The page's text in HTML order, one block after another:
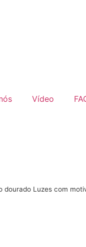
Vídeo
dourado Luzes com